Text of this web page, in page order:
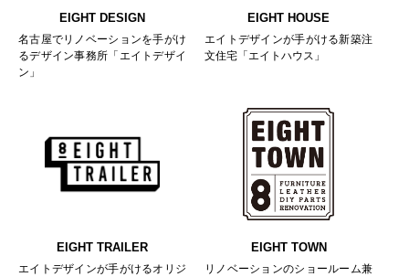
EIGHT DESIGN
名古屋でリノベーションを手がけ
るデザイン事務所「エイトデザイ
ン」
EIGHT HOUSE
エイトデザインが手がける新築注
文住宅「エイトハウス」
EIGHT TRAILER
エイトデザインが手がけるオリジ
EIGHT TOWN
リノベーションのショールーム兼